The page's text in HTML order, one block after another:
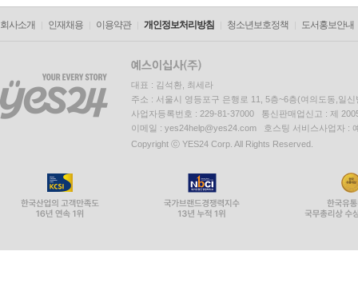
회사소개 인재채용 이용약관 개인정보처리방침 청소년보호정책 도서홍보안내
대표 : 김석환, 최세라
주소 : 서울시 영등포구 은행로 11, 5층~6층(여의도동,일신
사업자등록번호 : 229-81-37000 통신판매업신고 : 제
이메일 : yes24help@yes24.com 호스팅 서비스사업자 :
Copyright ⓒ YES24 Corp. All Rights Reserved.